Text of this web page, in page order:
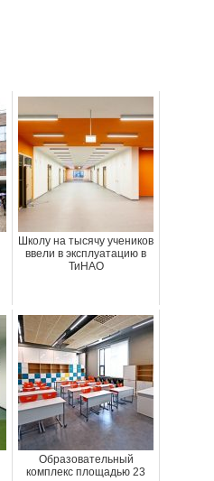
Школу на тысячу учеников
ввели в эксплуатацию в
ТиНАО
Образовательный
комплекс площадью 23